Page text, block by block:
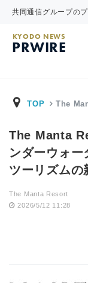
共同通信グループの
KYODO NEWS
PRWIRE
TOP The
The Manta
ンダーウォー
ツーリズムの
The Manta Resort
2026/5/12 11:28